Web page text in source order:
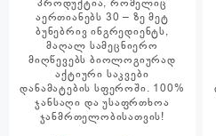
აერთიანებს 30 – ზე მეტ
ბუნებრივ ინგრედიენტს,
მაღალ სამეცნიერო
მიღწევებს ბიოლოგიურად
აქტიური საკვები
დანამატების სფეროში. 100%
ჯანსაღი და უსაფრთხოა
ჯანმრთელობისათვის!